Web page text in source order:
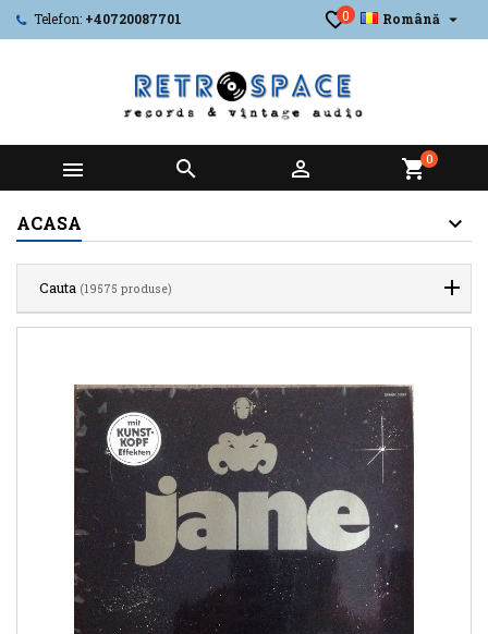
Telefon: +40720087701 Română 
0
   shopping_cart0
ACASA
Cauta (19575 produse)